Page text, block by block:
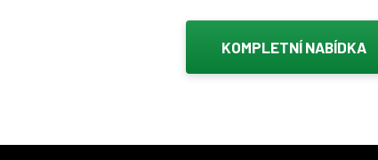
KOMPLETNÍ NABÍDKA